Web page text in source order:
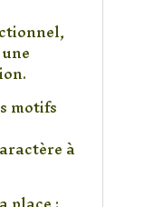
motifs
à